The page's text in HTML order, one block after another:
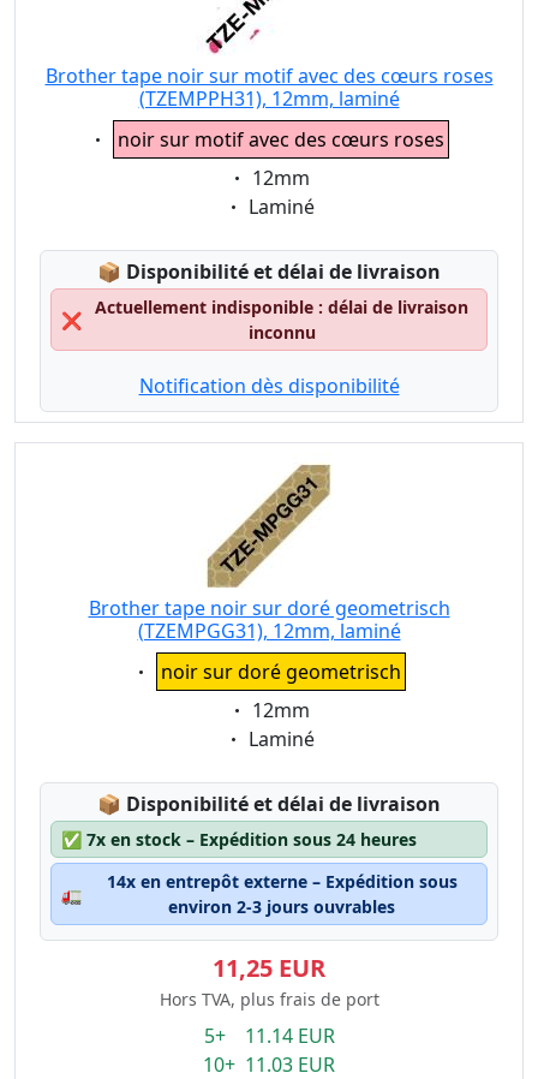
Brother tape noir sur motif avec des cœurs roses
(TZEMPPH31), 12mm, laminé
Eigenschaft:
noir sur motif avec des cœurs roses
Eigenschaft:
12mm
Eigenschaft:
Laminé
📦 Lagerstatus:
Disponibilité et délai de livraison
❌
Actuellement indisponible : délai de livraison
inconnu
Notification dès disponibilité
Brother tape noir sur doré geometrisch
(TZEMPGG31), 12mm, laminé
Eigenschaft:
noir sur doré geometrisch
Eigenschaft:
12mm
Eigenschaft:
Laminé
📦 Lagerstatus:
Disponibilité et délai de livraison
✅ 7x en stock – Expédition sous 24 heures
🚛
14x en entrepôt externe – Expédition sous
environ 2-3 jours ouvrables
11,25 EUR
Hors TVA, plus frais de port
5+ 11.14 EUR
10+ 11.03 EUR